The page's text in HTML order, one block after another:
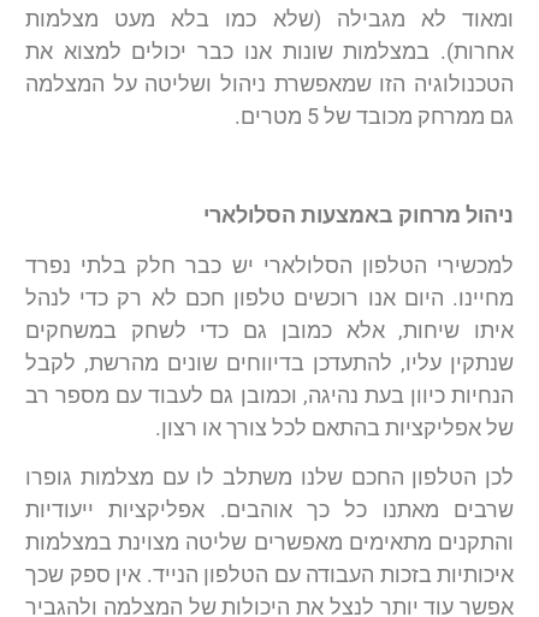
ומאוד לא מגבילה (שלא כמו בלא מעט מצלמות
אחרות). במצלמות שונות אנו כבר יכולים למצוא את
הטכנולוגיה הזו שמאפשרת ניהול ושליטה על המצלמה
גם ממרחק מכובד של 5 מטרים.
ניהול מרחוק באמצעות הסלולארי
למכשירי הטלפון הסלולארי יש כבר חלק בלתי נפרד
מחיינו. היום אנו רוכשים טלפון חכם לא רק כדי לנהל
איתו שיחות, אלא כמובן גם כדי לשחק במשחקים
שנתקין עליו, להתעדכן בדיווחים שונים מהרשת, לקבל
הנחיות כיוון בעת נהיגה, וכמובן גם לעבוד עם מספר רב
של אפליקציות בהתאם לכל צורך או רצון.
לכן הטלפון החכם שלנו משתלב לו עם מצלמות גופרו
שרבים מאתנו כל כך אוהבים. אפליקציות ייעודיות
והתקנים מתאימים מאפשרים שליטה מצוינת במצלמות
איכותיות בזכות העבודה עם הטלפון הנייד. אין ספק שכך
אפשר עוד יותר לנצל את היכולות של המצלמה ולהגביר